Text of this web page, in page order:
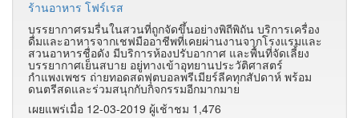
ร้านอาหาร โฟร์เรส
บรรยากาศรมรื่นในสวนที่ถูกจัดขึ้นอย่างพิถีพิถัน บริการเครื่อง
ดื่มและอาหารจากเชฟมืออาชีพที่เคยผ่านงานจากโรงแรมและ
สวนอาหารชื่อดัง มีบริการห้องปรับอากาศ และพื้นที่จัดเลี้ยง
บรรยากาศเย็นสบาย อยู่ทางเข้าอุทยานประวัติศาสตร์
กำแพงเพชร ถ่ายทอดสดฟุตบอลพรีเมียร์ลีคทุกสัปดาห์ พร้อม
ดนตรีสดและร่วมสนุกกับกิจกรรมอีกมากมาย
เผยแพร่เมื่อ 12-03-2019 ผู้เช้าชม 1,476